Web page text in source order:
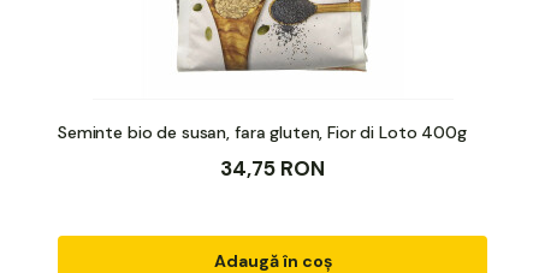
Seminte bio de susan, fara gluten, Fior di Loto 400g
34,75 RON
Adaugă în coș